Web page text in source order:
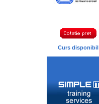
Curs disponibil